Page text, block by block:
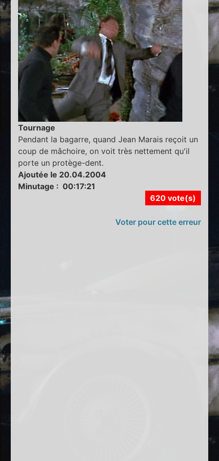
Tournage
Pendant la bagarre, quand Jean Marais reçoit un
coup de mâchoire, on voit très nettement qu'il
porte un protège-dent.
Ajoutée le 20.04.2004
Minutage : 00:17:21
620 vote(s)
Voter pour cette erreur